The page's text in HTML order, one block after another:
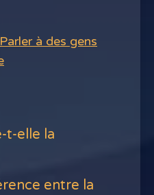
Parler à des gens
t-elle la
entre la